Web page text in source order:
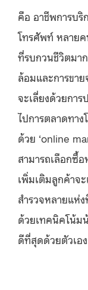
คือ อาชีพการบ
โทรศัพท์ หลาย
ที่รบกวนชีวิตมา
ล้อมและการขา
จะเลี่ยงด้วยกา
ไปการตลาดทา
ด้วย ‘online
สามารถเลือกซื้
เพิ่มเติมลูกค้าจ
สำรวจหลายแห่
ด้วยเทคนิคโน้ม
ดีที่สุดด้วยตัวเอง